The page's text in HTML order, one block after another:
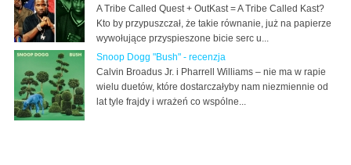
A Tribe Called Quest + OutKast = A Tribe Called Kast?
Kto by przypuszczał, że takie równanie, już na papierze
wywołujące przyspieszone bicie serc u...
Snoop Dogg "Bush" - recenzja
Calvin Broadus Jr. i Pharrell Williams – nie ma w rapie
wielu duetów, które dostarczałyby nam niezmiennie od
lat tyle frajdy i wrażeń co wspólne...